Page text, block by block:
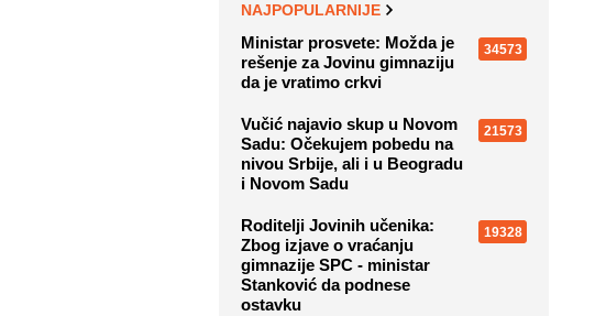
NAJPOPULARNIJE
Ministar prosvete: Možda je
rešenje za Jovinu gimnaziju
da je vratimo crkvi
34573
Vučić najavio skup u Novom
Sadu: Očekujem pobedu na
nivou Srbije, ali i u Beogradu
i Novom Sadu
21573
Roditelji Jovinih učenika:
Zbog izjave o vraćanju
gimnazije SPC - ministar
Stanković da podnese
ostavku
19328